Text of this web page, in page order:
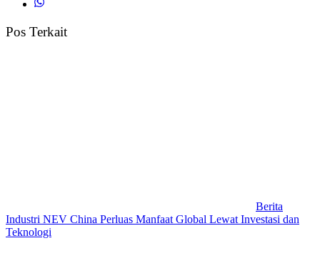
Pos Terkait
Berita
Industri NEV China Perluas Manfaat Global Lewat Investasi dan
Teknologi